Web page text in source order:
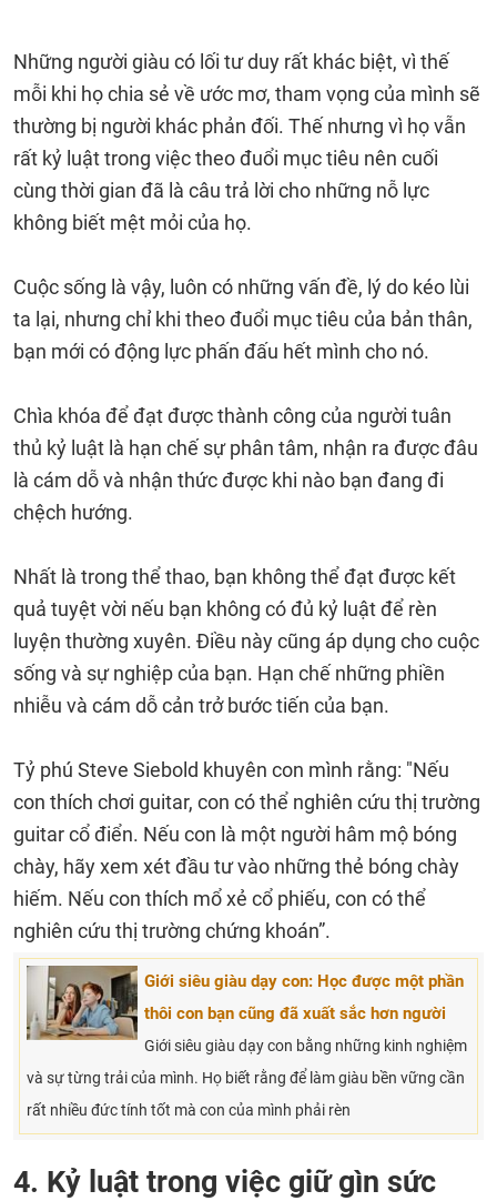
Những người giàu có lối tư duy rất khác biệt, vì thế
mỗi khi họ chia sẻ về ước mơ, tham vọng của mình sẽ
thường bị người khác phản đối. Thế nhưng vì họ vẫn
rất kỷ luật trong việc theo đuổi mục tiêu nên cuối
cùng thời gian đã là câu trả lời cho những nỗ lực
không biết mệt mỏi của họ.
Cuộc sống là vậy, luôn có những vấn đề, lý do kéo lùi
ta lại, nhưng chỉ khi theo đuổi mục tiêu của bản thân,
bạn mới có động lực phấn đấu hết mình cho nó.
Chìa khóa để đạt được thành công của người tuân
thủ kỷ luật là hạn chế sự phân tâm, nhận ra được đâu
là cám dỗ và nhận thức được khi nào bạn đang đi
chệch hướng.
Nhất là trong thể thao, bạn không thể đạt được kết
quả tuyệt vời nếu bạn không có đủ kỷ luật để rèn
luyện thường xuyên. Điều này cũng áp dụng cho cuộc
sống và sự nghiệp của bạn. Hạn chế những phiền
nhiễu và cám dỗ cản trở bước tiến của bạn.
Tỷ phú Steve Siebold khuyên con mình rằng: "Nếu
con thích chơi guitar, con có thể nghiên cứu thị trường
guitar cổ điển. Nếu con là một người hâm mộ bóng
chày, hãy xem xét đầu tư vào những thẻ bóng chày
hiếm. Nếu con thích mổ xẻ cổ phiếu, con có thể
nghiên cứu thị trường chứng khoán”.
Giới siêu giàu dạy con: Học được một phần
thôi con bạn cũng đã xuất sắc hơn người
Giới siêu giàu dạy con bằng những kinh nghiệm
và sự từng trải của mình. Họ biết rằng để làm giàu bền vững cần
rất nhiều đức tính tốt mà con của mình phải rèn
4. Kỷ luật trong việc giữ gìn sức